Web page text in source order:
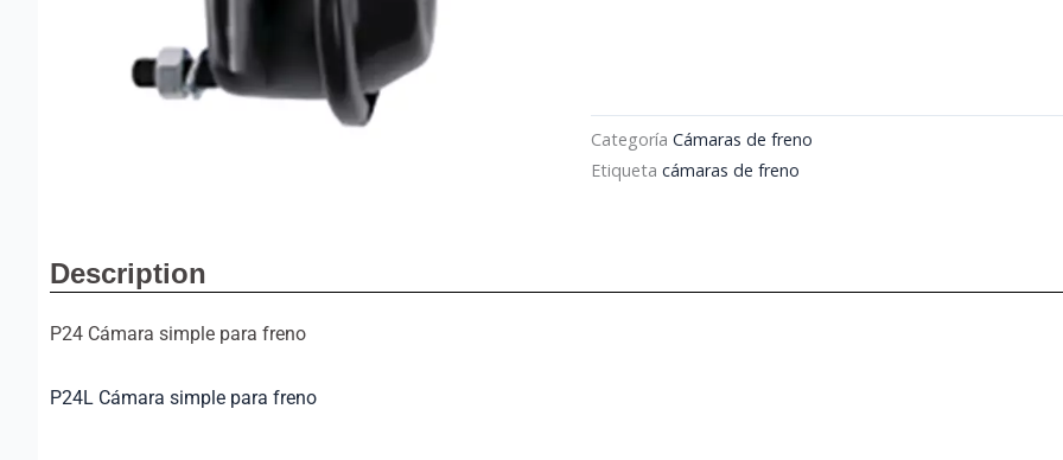
Categoría Cámaras de freno
Etiqueta cámaras de freno
Description
P24 Cámara simple para freno
P24L Cámara simple para freno